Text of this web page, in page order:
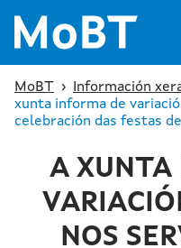
MoBT › Información
xunta informa de
celebración das festas
A XUNTA
NOS